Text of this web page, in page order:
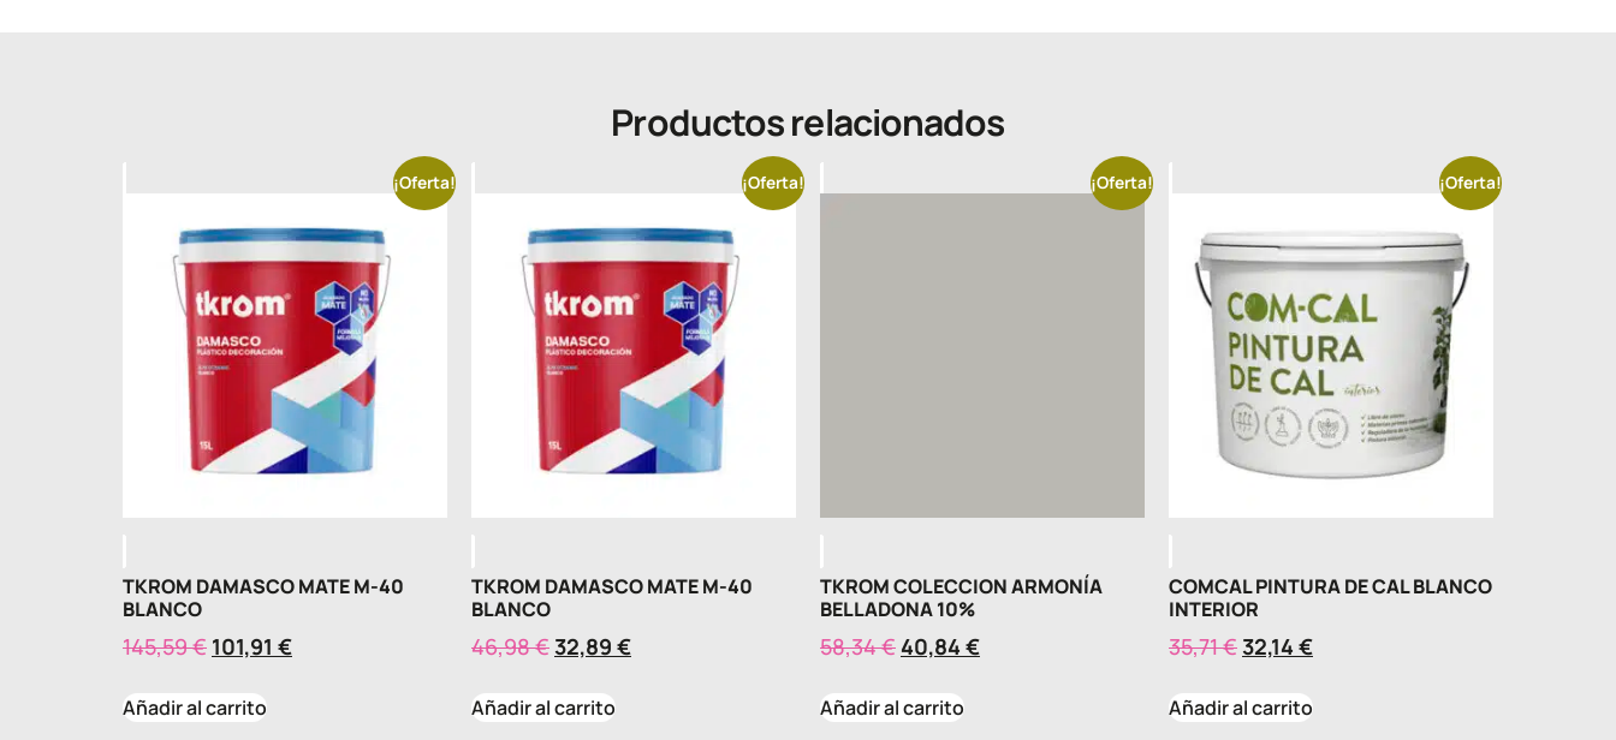
Productos relacionados
¡Oferta!
TKROM DAMASCO MATE M-40
BLANCO
145,59€ 101,91 €
Añadir al carrito
¡Oferta!
TKROM DAMASCO MATE M-40
BLANCO
46,98€ 32,89 €
Añadir al carrito
¡Oferta!
TKROM COLECCION ARMONÍA
BELLADONA 10%
58,34€ 40,84 €
Añadir al carrito
¡Oferta!
COMCAL PINTURA DE CAL BLANCO
INTERIOR
35,71€ 32,14 €
Añadir al carrito